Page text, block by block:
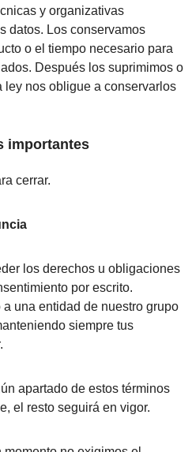
y organizativas
datos. Los conservamos
o el tiempo necesario para
Después los suprimimos o
nos obligue a conservarlos
importantes
cerrar.
los derechos u obligaciones
por escrito.
una entidad de nuestro grupo
siempre tus
apartado de estos términos
el resto seguirá en vigor.